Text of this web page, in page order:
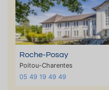
Roche-Posay
Poitou-Charentes
05 49 19 49 49